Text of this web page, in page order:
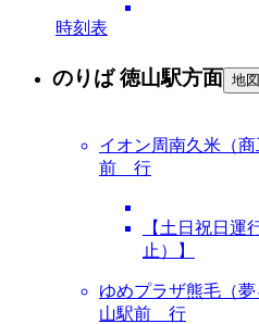
時刻表
のりば 徳山駅方面 地図
イオン周南久米（
前 行
【土日祝日運
止）】
ゆめプラザ熊毛（
山駅前 行